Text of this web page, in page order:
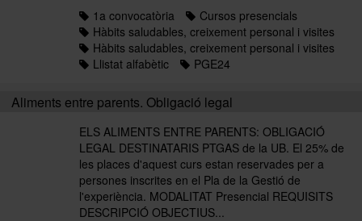
1a convocatòria
Cursos presencials
Hàbits saludables, creixement personal i visites
Hàbits saludables, creixement personal i visites
Llistat alfabètic
PGE24
Aliments entre parents. Obligació legal
ELS ALIMENTS ENTRE PARENTS: OBLIGACIÓ
LEGAL DESTINATARIS PTGAS de la UB. El 25% de
les places d'aquest curs estan reservades per a
persones inscrites en el Pla de la Gestió de
l'experiència. MODALITAT Presencial REQUISITS
DESCRIPCIÓ OBJECTIUS...